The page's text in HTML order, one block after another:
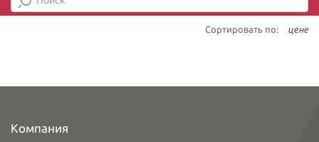
Сортировать по: цене
Компания